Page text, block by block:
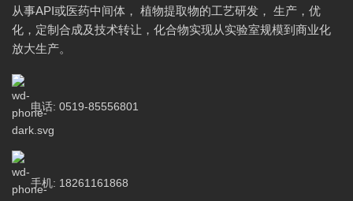
从事API或医药中间体， 植物提取物的工艺研发， 生产，优
化，定制合成及技术转让，化合物实现从实验室规模到商业化
放大生产。
电话: 0519-85556801
手机: 18261161868